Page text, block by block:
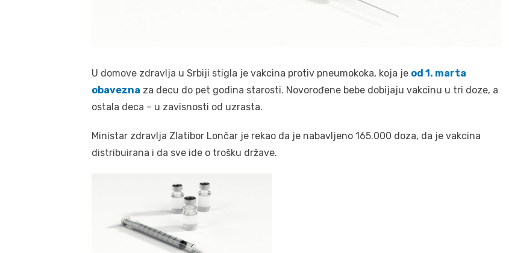
U domove zdravlja u Srbiji stigla je vakcina protiv pneumokoka, koja je od 1. marta
obavezna za decu do pet godina starosti. Novorođene bebe dobijaju vakcinu u tri doze, a
ostala deca – u zavisnosti od uzrasta.
Ministar zdravlja Zlatibor Lončar je rekao da je nabavljeno 165.000 doza, da je vakcina
distribuirana i da sve ide o trošku države.